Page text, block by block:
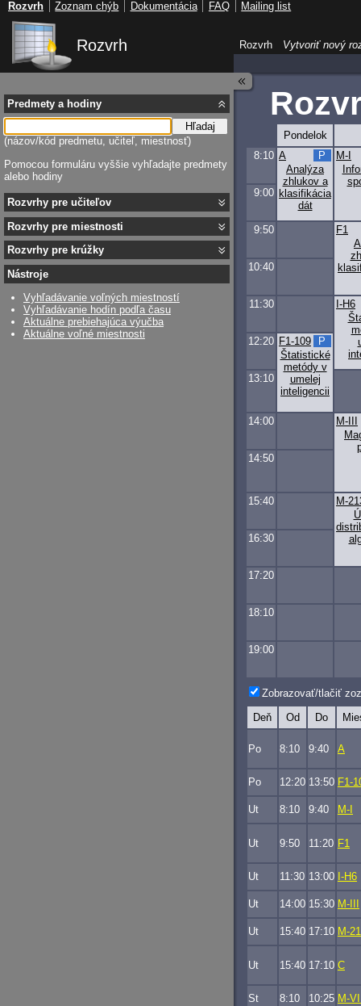
Rozvrh
Pondelok
8:10
Analýza
zhlukov a
klasifikácia
dát
A
P
M-I
9:00
9:50
F1
10:40
11:30
I-H6
12:20
Štatistické
metódy v
umelej
inteligencii
F1-109 P
13:10
14:00
M-III
14:50
15:40
M-
16:30
17:20
18:10
19:00
Zobrazovať/tlačiť
Deň Od Do
Po 8:10 9:40 A
Po 12:20 13:50 F1-
Ut 8:10 9:40 M-I
Ut 9:50 11:20 F1
Ut 11:30 13:00 I-H6
Ut 14:00 15:30 M-III
Ut 15:40 17:10 M-
Ut 15:40 17:10 C
St 8:10 10:25 M-
Predmety a hodiny
Hľadaj
(názov/kód predmetu, učiteľ, miestnosť)
Pomocou formuláru vyššie vyhľadajte predmety
alebo hodiny
Rozvrhy pre učiteľov
Rozvrhy pre miestnosti
Rozvrhy pre krúžky
Nástroje
Vyhľadávanie voľných miestností
Vyhľadávanie hodín podľa času
Aktuálne prebiehajúca výučba
Aktuálne voľné miestnosti
Rozvrh Vytvoriť nový
Rozvrh Zoznam chýb Dokumentácia FAQ Mailing list